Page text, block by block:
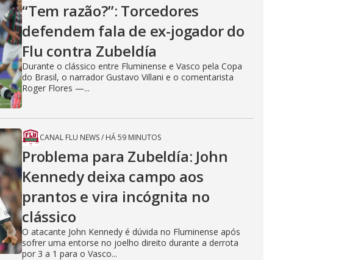
“Tem razão?”: Torcedores
defendem fala de ex-jogador do
Flu contra Zubeldía
Durante o clássico entre Fluminense e Vasco pela Copa
do Brasil, o narrador Gustavo Villani e o comentarista
Roger Flores —...
CANAL FLU NEWS/ HÁ 59 MINUTOS
Problema para Zubeldía: John
Kennedy deixa campo aos
prantos e vira incógnita no
clássico
O atacante John Kennedy é dúvida no Fluminense após
sofrer uma entorse no joelho direito durante a derrota
por 3 a 1 para o Vasco...